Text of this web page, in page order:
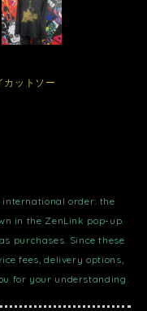
カットソー
order: the
in the ZenLink pop-up.
purchases. Since these
fees, delivery options,
for your understanding.